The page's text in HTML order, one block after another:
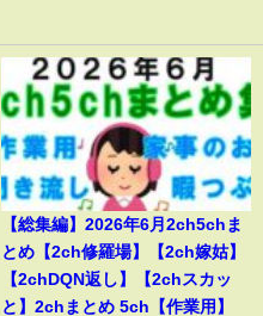
【総集編】2026年6月2ch5chま
とめ【2ch修羅場】【2ch嫁姑】
【2chDQN返し】【2chスカッ
と】2chまとめ 5ch【作業用】